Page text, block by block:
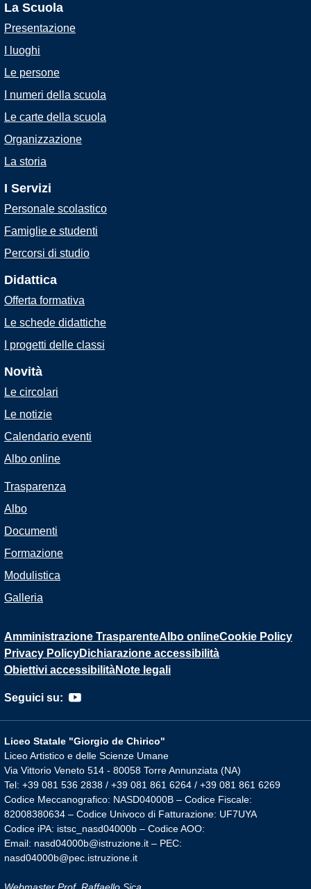
La Scuola
Presentazione
I luoghi
Le persone
I numeri della scuola
Le carte della scuola
Organizzazione
La storia
I Servizi
Personale scolastico
Famiglie e studenti
Percorsi di studio
Didattica
Offerta formativa
Le schede didattiche
I progetti delle classi
Novità
Le circolari
Le notizie
Calendario eventi
Albo online
Trasparenza
Albo
Documenti
Formazione
Modulistica
Galleria
Amministrazione TrasparenteAlbo onlineCookie Policy
Privacy PolicyDichiarazione accessibilità
Obiettivi accessibilitàNote legali
Seguici su:
Liceo Statale "Giorgio de Chirico"
Liceo Artistico e delle Scienze Umane
Via Vittorio Veneto 514 - 80058 Torre Annunziata (NA)
Tel: +39 081 536 2838 / +39 081 861 6264 / +39 081 861 6269
Codice Meccanografico: NASD04000B – Codice Fiscale:
82008380634 – Codice Univoco di Fatturazione: UF7UYA
Codice iPA: istsc_nasd04000b – Codice AOO:
Email: nasd04000b@istruzione.it – PEC:
nasd04000b@pec.istruzione.it